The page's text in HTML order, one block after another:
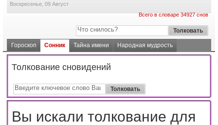
Воскресенье, 09 Август
Всего в словаре 34927 снов
Гороскоп Сонник Тайна имени Народная мудрость
Толкование сновидений
Вы искали толкование для